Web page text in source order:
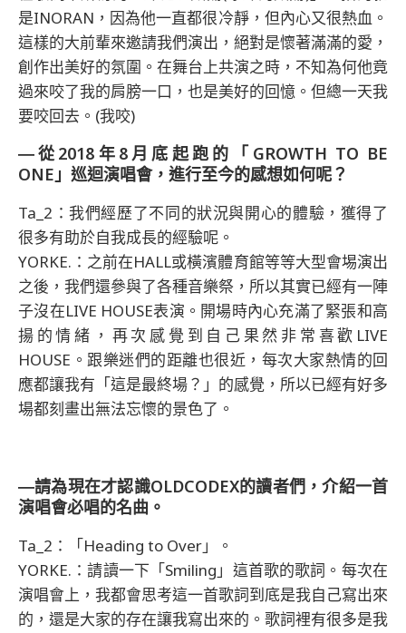
是INORAN，因為他一直都很冷靜，但內心又很熱血。
這樣的大前輩來邀請我們演出，絕對是懷著滿滿的愛，
創作出美好的氛圍。在舞台上共演之時，不知為何他竟
過來咬了我的肩膀一口，也是美好的回憶。但總一天我
要咬回去。(我咬)
―從2018年8月底起跑的「GROWTH TO BE
ONE」巡迴演唱會，進行至今的感想如何呢？
Ta_2：我們經歷了不同的狀況與開心的體驗，獲得了
很多有助於自我成長的經驗呢。
YORKE.：之前在HALL或橫濱體育館等等大型會埸演出
之後，我們還參與了各種音樂祭，所以其實已經有一陣
子沒在LIVE HOUSE表演。開場時內心充滿了緊張和高
揚的情緒，再次感覺到自己果然非常喜歡LIVE
HOUSE。跟樂迷們的距離也很近，每次大家熱情的回
應都讓我有「這是最終場？」的感覺，所以已經有好多
場都刻畫出無法忘懷的景色了。
―請為現在才認識OLDCODEX的讀者們，介紹一首
演唱會必唱的名曲。
Ta_2：「Heading to Over」。
YORKE.：請讀一下「Smiling」這首歌的歌詞。每次在
演唱會上，我都會思考這一首歌詞到底是我自己寫出來
的，還是大家的存在讓我寫出來的。歌詞裡有很多是我